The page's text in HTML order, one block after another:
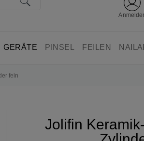
GERÄTE PINSEL FEILEN
fein
Jolifin